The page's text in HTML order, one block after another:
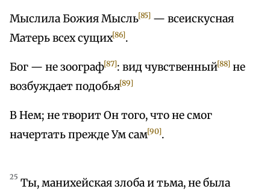
Мыслила Божия Мысль[85] — всеискусная
Матерь всех сущих[86].
Бог — не зоограф[87]: вид чувственный[88] не
возбуждает подобья[89]
В Нем; не творит Он того, что не смог
начертать прежде Ум сам[90].
25 Ты, манихейская злоба и тьма, не была